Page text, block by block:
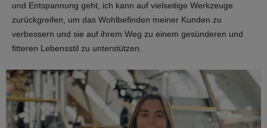
und Entspannung geht, ich kann auf vielseitige Werkzeuge
zurückgreifen, um das Wohlbefinden meiner Kunden zu
verbessern und sie auf ihrem Weg zu einem gesünderen und
fitteren Lebensstil zu unterstützen.